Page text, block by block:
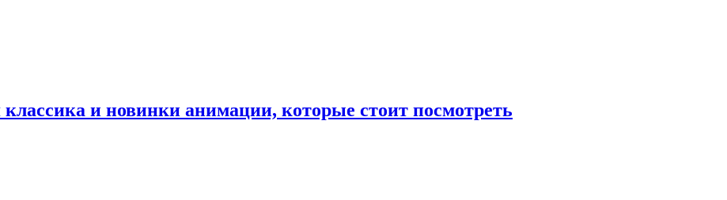
и новинки анимации, которые стоит посмотреть